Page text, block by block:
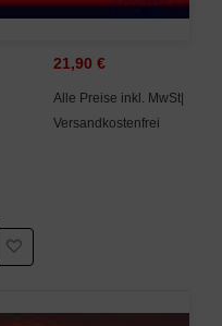
21,90 €
Alle Preise inkl. MwSt|
Versandkostenfrei